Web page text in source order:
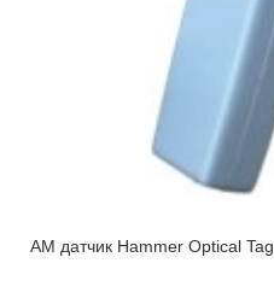
АМ датчик Hammer Optical Tag